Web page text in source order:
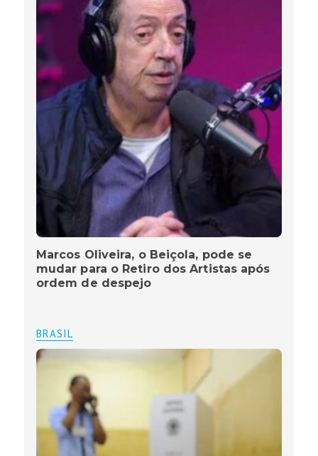
Marcos Oliveira, o Beiçola, pode se
mudar para o Retiro dos Artistas após
ordem de despejo
BRASIL